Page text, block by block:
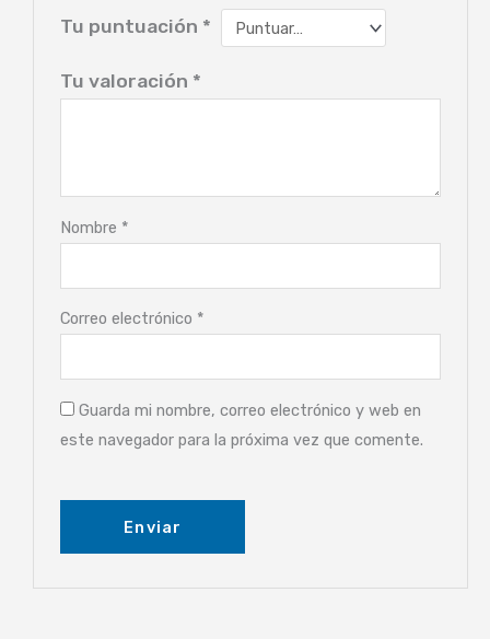
Tu puntuación *
Tu valoración *
Nombre *
Correo electrónico *
Guarda mi nombre, correo electrónico y web en
este navegador para la próxima vez que comente.